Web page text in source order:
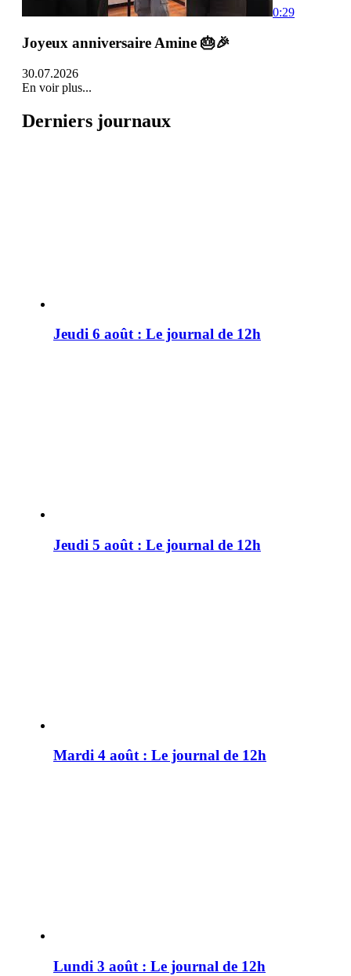
0:29
Joyeux anniversaire Amine 🎂🎉
30.07.2026
En voir plus...
Derniers journaux
Jeudi 6 août : Le journal de 12h
Jeudi 5 août : Le journal de 12h
Mardi 4 août : Le journal de 12h
Lundi 3 août : Le journal de 12h